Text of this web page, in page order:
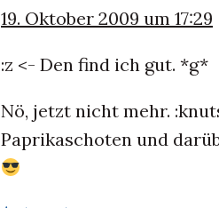
19. Oktober 2009 um 17:29
:z <- Den find ich gut. *g*
Nö, jetzt nicht mehr.
Paprikaschoten und